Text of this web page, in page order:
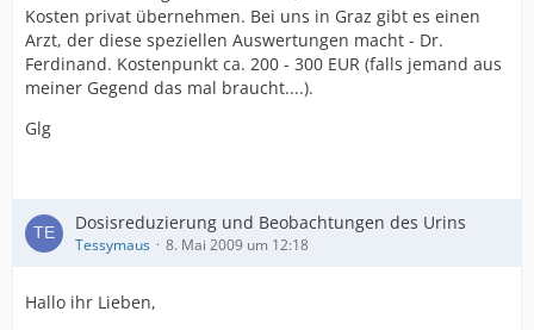
Kosten privat übernehmen. Bei uns in Graz gibt es einen
Arzt, der diese speziellen Auswertungen macht - Dr.
Ferdinand. Kostenpunkt ca. 200 - 300 EUR (falls jemand aus
meiner Gegend das mal braucht....).
Glg
Dosisreduzierung und Beobachtungen des Urins
Tessymaus 8. Mai 2009 um 12:18
Hallo ihr Lieben,